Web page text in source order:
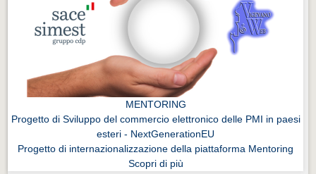
MENTORING
Progetto di Sviluppo del commercio elettronico delle PMI in paesi
esteri - NextGenerationEU
Progetto di internazionalizzazione della piattaforma Mentoring
Scopri di più